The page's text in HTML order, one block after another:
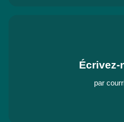
Écrivez-
par